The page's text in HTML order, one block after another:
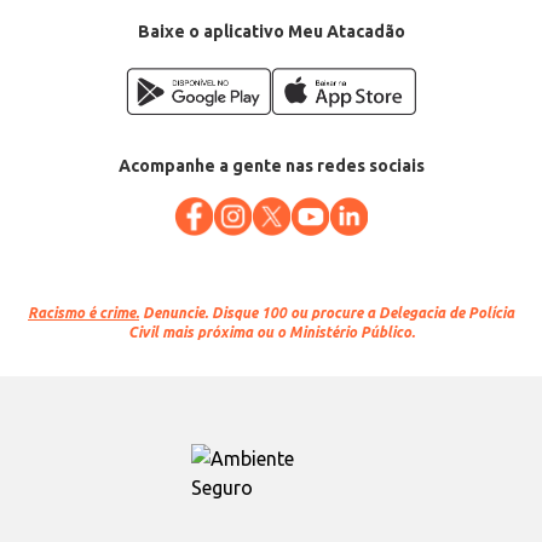
Categoria: Água sem gás
EAN: 7898963757122
Baixe o aplicativo Meu Atacadão
Acompanhe a gente nas redes sociais
Racismo é crime. Denuncie. Disque 100 ou procure a Delegacia de Polícia
Civil mais próxima ou o Ministério Público.